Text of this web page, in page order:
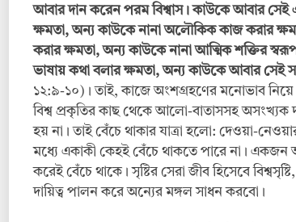
আবার দান করেন পরম বিশ্বাস। কাউকে আবার সেই
ক্ষমতা, অন্য কাউকে নানা অলৌকিক কাজ করার
করার ক্ষমতা, অন্য কাউকে নানা আত্মিক শক্তির
ভাষায় কথা বলার ক্ষমতা, অন্য কাউকে আবার সেই
১২:৯-১০)। তাই, কাজে অংশগ্রহণের মনোভাব
বিশ্ব প্রকৃতির কাছ থেকে আলো-বাতাসসহ অসংখ্যক
হয় না। তাই বেঁচে থাকার যাত্রা হলো: দেওয়া-
মধ্যে একাকী কেহই বেঁচে থাকতে পারে না।
করেই বেঁচে থাকে। সৃষ্টির সেরা জীব হিসেবে
দায়িত্ব পালন করে অন্যের মঙ্গল সাধন করবো।